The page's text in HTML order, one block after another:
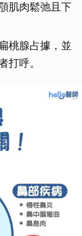
肌肉鬆弛且下
桃腺占據，並
打呼。